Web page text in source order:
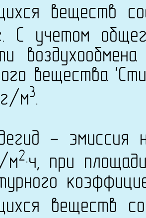
веществ
С учетом
вещества
м3.
- эмиссия
м2·ч, при
веществ